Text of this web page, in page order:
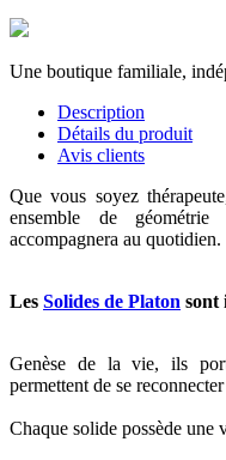
Une boutique familiale,
Description
Détails du produit
Avis clients
Que vous soyez
ensemble de
accompagnera au quotidien.
Les Solides de Platon sont
Genèse de la vie, ils
permettent de se
Chaque solide possède